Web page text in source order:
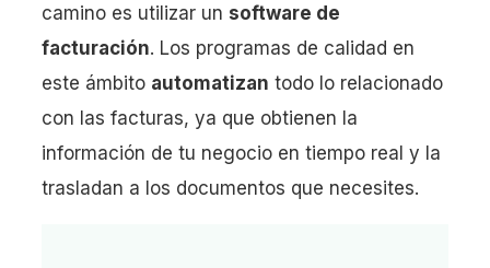
camino es utilizar un software de
facturación. Los programas de calidad en
este ámbito automatizan todo lo relacionado
con las facturas, ya que obtienen la
información de tu negocio en tiempo real y la
trasladan a los documentos que necesites.